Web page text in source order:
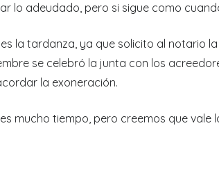
lo adeudado, pero si sigue como
la tardanza, ya que solicito al notario
se celebró la junta con los
la exoneración.
mucho tiempo, pero creemos que